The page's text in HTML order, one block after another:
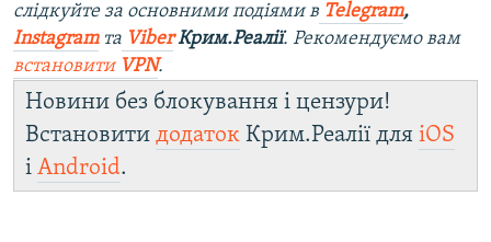
слідкуйте за основними подіями в Telegram,
Instagramта Viber Крим.Реалії. Рекомендуємо вам
встановити VPN.
Новини без блокування і цензури!
Встановити додаток Крим.Реалії для iOS
і Android.